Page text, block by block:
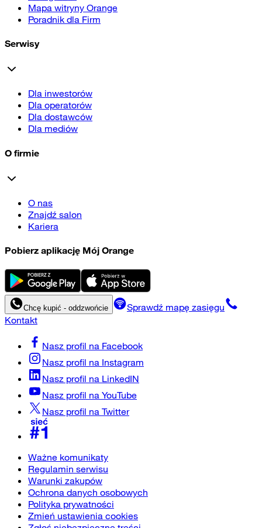
Mapa witryny Orange
Poradnik dla Firm
Serwisy
Dla inwestorów
Dla operatorów
Dla dostawców
Dla mediów
O firmie
O nas
Znajdź salon
Kariera
Pobierz aplikację Mój Orange
Chcę kupić - oddzwońcie
Sprawdź mapę zasięgu
Kontakt
Nasz profil na Facebook
Nasz profil na Instagram
Nasz profil na LinkedIN
Nasz profil na YouTube
Nasz profil na Twitter
Ważne komunikaty
Regulamin serwisu
Warunki zakupów
Ochrona danych osobowych
Polityka prywatności
Zmień ustawienia cookies